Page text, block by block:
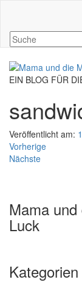
EIN BLOG FÜR
Veröffentlicht am:
Vorherige
Nächste
Mama
Luck
Kategorien